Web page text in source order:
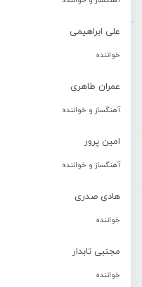
علی ابراهیمی
خواننده
عمران طاهری
آهنگساز و خواننده
امین پرور
آهنگساز و خواننده
هادی صدری
خواننده
مجتبی تابدار
خواننده